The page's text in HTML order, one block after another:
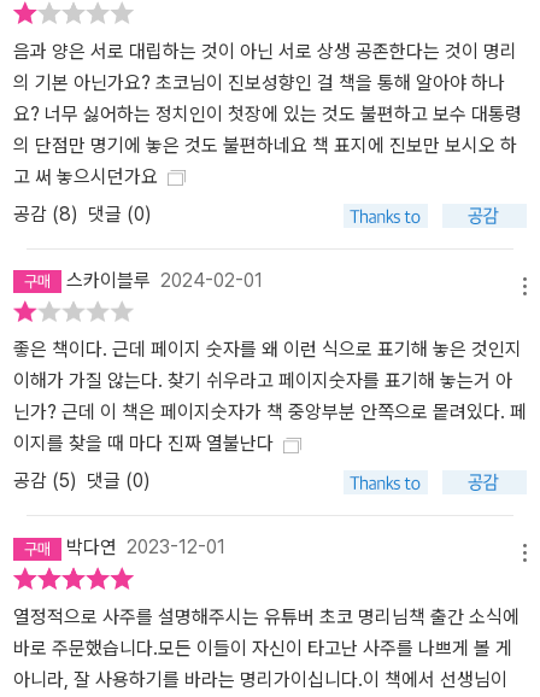
해석은 중급 단계로 도약하기 위해 이 책을 공부할 독자들에게 학습
의 재미는 물론 상담의 아이디어와 해석을 제공한다. 초판 한정 철공
소닷컴 강연 할인 쿠폰 제공! 정치인 이재명, 방송인 유재석 등 명쾌한
명식 해설 이 책의 초판에는 저자 초명이 명리학습공동체 철공소닷컴
에서 진행하는 강연의 5퍼센트 할인쿠폰이 동봉된다. 금액으로만 따
지자면 책값보다 할인쿠폰의 가격이 더 높다. 철공소닷컴은 앞서 소
의를 비롯한 다양한 인문학 강연이 진행되고 있다. 저자 초명의 강연
자들은 책의 띠지에 제공된 ‘사주풀이의 순서와 방법’ QR을 통해 유
튜브 강연을 들을 수 있고, 책의 본문에 수록된 QR을 통해 저자가 직
접 자신의 사주를 풀이한 3시간 30분짜리 강연을 들을 수 있다. 아울
러 정치인 이재명과 방송인 유재석 등 우리가 알고 있는 다양한 명사
들의 명쾌한 명식 해설을 통해 앞서 학습한 내용을 실제적으로 해석
할 수 있도록 했다. 문학 전공자이자 대기업 홍보팀에 근무한 이력을
기반으로 입체적이고 흥미로운 강연을 제공하는 명식 해석을 통해,
책에서 습득한 지식을 다시 한 번 구체적으로 확인하는 즐거움을 누
릴 수 있을 것이다.
음과 양은 서로 대립하는 것이 아닌 서로 상생 공존한다는 것이 명리
의 기본 아닌가요? 초코님이 진보성향인 걸 책을 통해 알아야 하나
요? 너무 싫어하는 정치인이 첫장에 있는 것도 불편하고 보수 대통령
의 단점만 명기에 놓은 것도 불편하네요 책 표지에 진보만 보시오 하
고 써 놓으시던가요
공감 (8) 댓글 (0)
스카이블루 2024-02-01
좋은 책이다. 근데 페이지 숫자를 왜 이런 식으로 표기해 놓은 것인지
이해가 가질 않는다. 찾기 쉬우라고 페이지숫자를 표기해 놓는거 아
닌가? 근데 이 책은 페이지숫자가 책 중앙부분 안쪽으로 뫁려있다. 페
이지를 찾을 때 마다 진짜 열불난다
공감 (5) 댓글 (0)
박다연 2023-12-01
열정적으로 사주를 설명해주시는 유튜버 초코 명리님책 출간 소식에
바로 주문했습니다.모든 이들이 자신이 타고난 사주를 나쁘게 볼 게
아니라, 잘 사용하기를 바라는 명리가이십니다.이 책에서 선생님이